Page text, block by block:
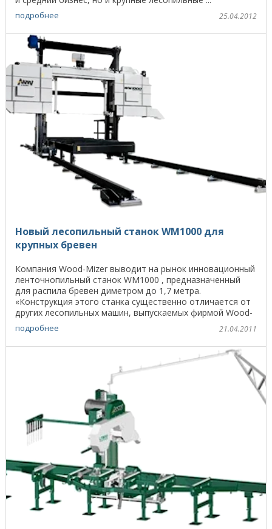
подробнее 25.04.2012
Новый лесопильный станок WM1000 для
крупных бревен
Компания Wood-Mizer выводит на рынок инновационный
ленточнопильный станок WM1000 , предназначенный
для распила бревен диметром до 1,7 метра.
«Конструкция этого станка существенно отличается от
других лесопильных машин, выпускаемых фирмой Wood-
Mizer, ...
подробнее 21.04.2011